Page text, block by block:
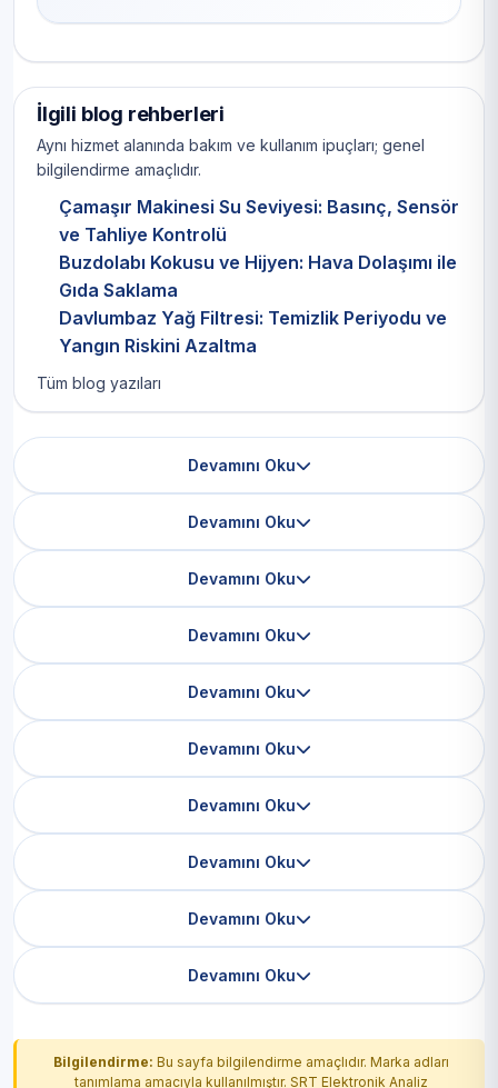
İlgili blog rehberleri
Aynı hizmet alanında bakım ve kullanım ipuçları; genel
bilgilendirme amaçlıdır.
Çamaşır Makinesi Su Seviyesi: Basınç, Sensör
ve Tahliye Kontrolü
Buzdolabı Kokusu ve Hijyen: Hava Dolaşımı ile
Gıda Saklama
Davlumbaz Yağ Filtresi: Temizlik Periyodu ve
Yangın Riskini Azaltma
Tüm blog yazıları
Devamını Oku
Devamını Oku
Devamını Oku
Devamını Oku
Devamını Oku
Devamını Oku
Devamını Oku
Devamını Oku
Devamını Oku
Devamını Oku
Bilgilendirme: Bu sayfa bilgilendirme amaçlıdır. Marka adları
tanımlama amacıyla kullanılmıştır. SRT Elektronik Analiz